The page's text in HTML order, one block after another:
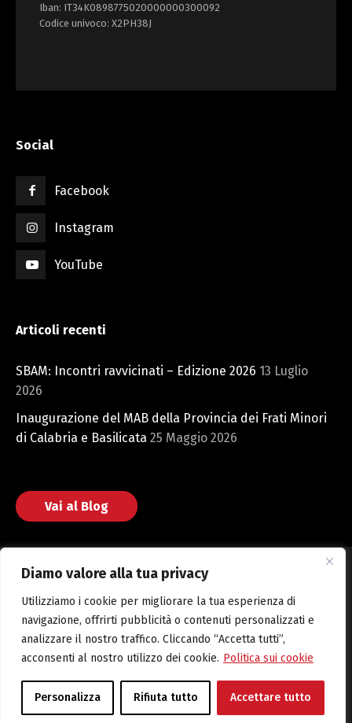
Diamo valore alla tua privacy
Utilizziamo i cookie per migliorare la tua esperienza di
navigazione, offrirti pubblicità o contenuti personalizzati e
analizzare il nostro traffico. Cliccando “Accetta tutti”,
acconsenti al nostro utilizzo dei cookie. Politica sui cookie
Personalizza Rifiuta tutto Accettare tutto
Iban: IT34K0898775020000000300092
Codice univoco: X2PH38J
Social
Facebook
Instagram
YouTube
Articoli recenti
SBAM: Incontri ravvicinati – Edizione 2026 13 Luglio
2026
Inaugurazione del MAB della Provincia dei Frati Minori
di Calabria e Basilicata 25 Maggio 2026
Vai al Blog
Fondazione San Bonaventura © 2025 Web powered by CMH
Amministrazione Trasparente Cookie Policy Privacy Policy